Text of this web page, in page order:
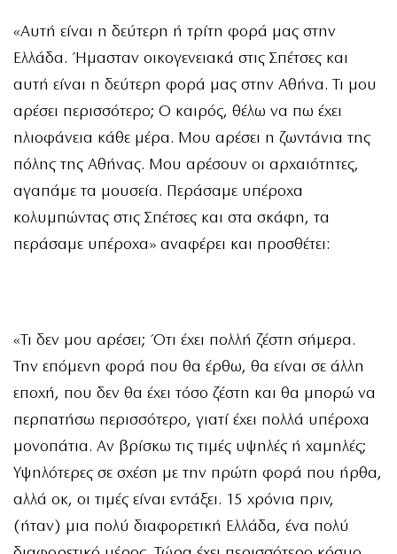
«Αυτή είναι η δεύτερη ή τρίτη φορά μας στην
Ελλάδα. Ήμασταν οικογενειακά στις Σπέτσες και
αυτή είναι η δεύτερη φορά μας στην Αθήνα. Τι μου
αρέσει περισσότερο; Ο καιρός, θέλω να πω έχει
ηλιοφάνεια κάθε μέρα. Μου αρέσει η ζωντάνια της
πόλης της Αθήνας. Μου αρέσουν οι αρχαιότητες,
αγαπάμε τα μουσεία. Περάσαμε υπέροχα
κολυμπώντας στις Σπέτσες και στα σκάφη, τα
περάσαμε υπέροχα» αναφέρει και προσθέτει:
«Τι δεν μου αρέσει; Ότι έχει πολλή ζέστη σήμερα.
Την επόμενη φορά που θα έρθω, θα είναι σε άλλη
εποχή, που δεν θα έχει τόσο ζέστη και θα μπορώ να
περπατήσω περισσότερο, γιατί έχει πολλά υπέροχα
μονοπάτια. Αν βρίσκω τις τιμές υψηλές ή χαμηλές;
Υψηλότερες σε σχέση με την πρώτη φορά που ήρθα,
αλλά οκ, οι τιμές είναι εντάξει. 15 χρόνια πριν,
(ήταν) μια πολύ διαφορετική Ελλάδα, ένα πολύ